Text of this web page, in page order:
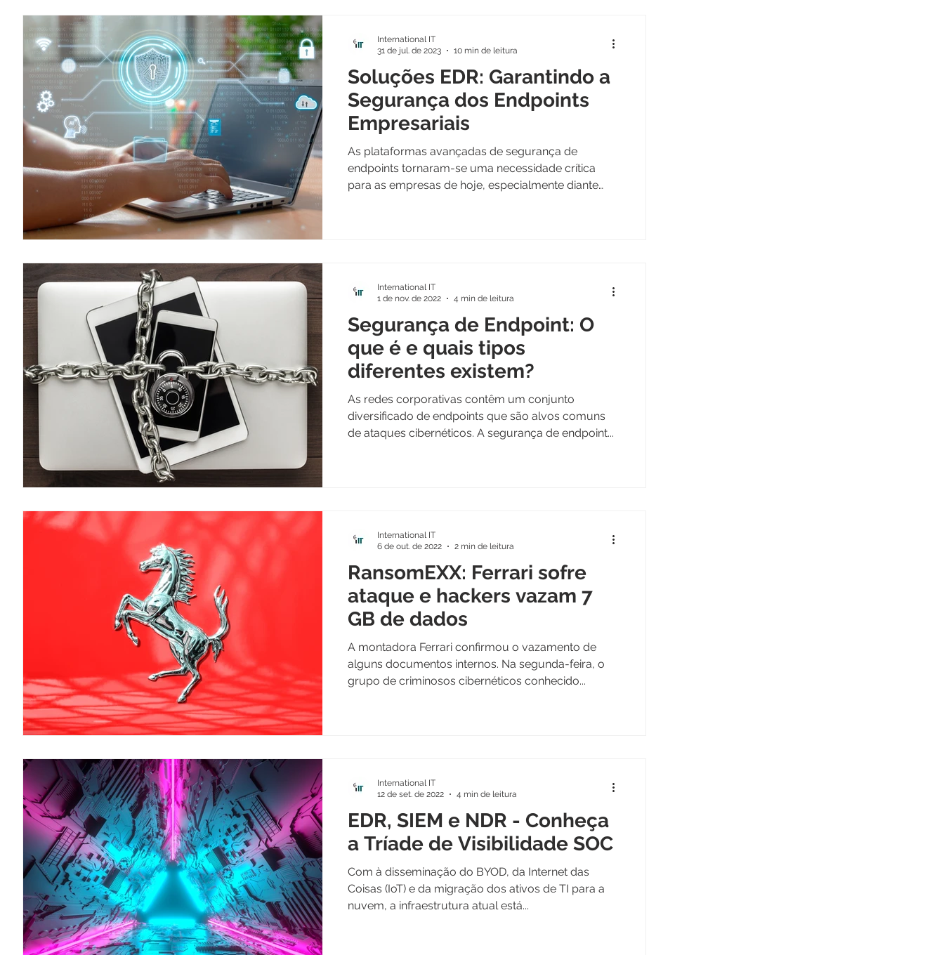
Soluções EDR: Garantindo a
Segurança dos Endpoints
Empresariais
As plataformas avançadas de segurança de
endpoints tornaram-se uma necessidade crítica
para as empresas de hoje, especialmente diante
International IT
31 de jul. de 2023
10 min de leitura
Segurança de Endpoint: O
que é e quais tipos
diferentes existem?
As redes corporativas contêm um conjunto
diversificado de endpoints que são alvos comuns
de ataques cibernéticos. A segurança de endpoint...
International IT
1 de nov. de 2022
4 min de leitura
RansomEXX: Ferrari sofre
ataque e hackers vazam 7
GB de dados
A montadora Ferrari confirmou o vazamento de
alguns documentos internos. Na segunda-feira, o
grupo de criminosos cibernéticos conhecido...
International IT
6 de out. de 2022
2 min de leitura
EDR, SIEM e NDR - Conheça
a Tríade de Visibilidade SOC
Com à disseminação do BYOD, da Internet das
Coisas (IoT) e da migração dos ativos de TI para a
nuvem, a infraestrutura atual está...
International IT
12 de set. de 2022
4 min de leitura